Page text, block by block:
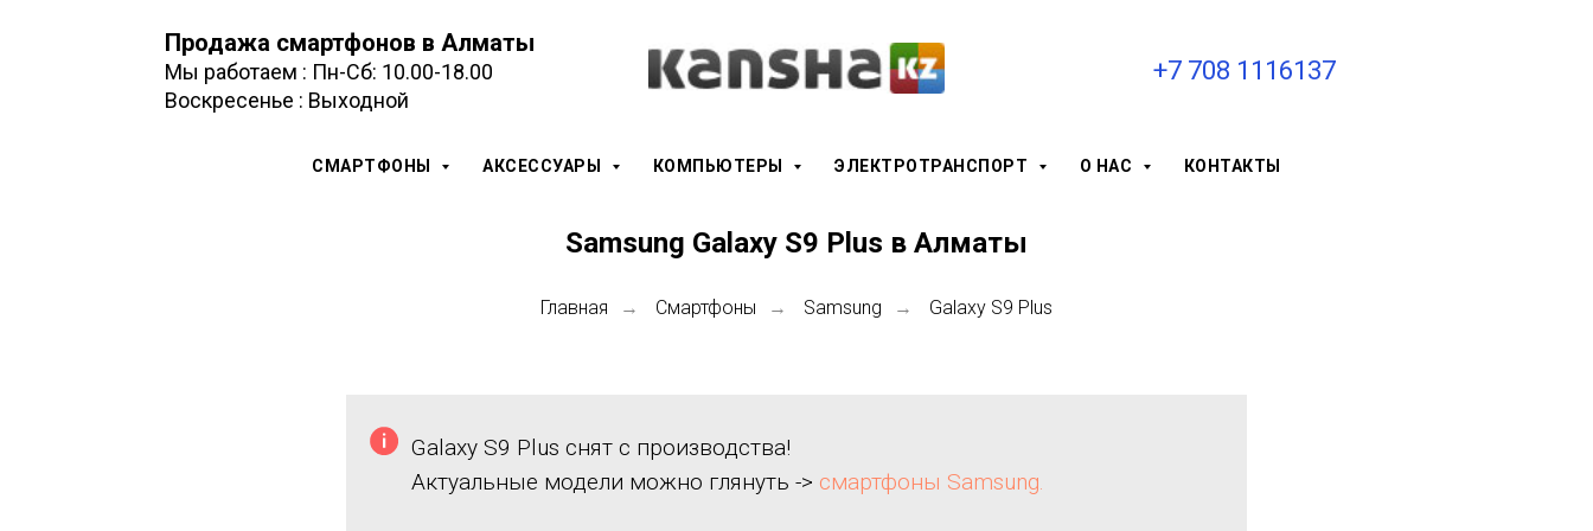
Продажа смартфонов в Алматы
Мы работаем : Пн-Сб: 10.00-18.00
Воскресенье : Выходной
+7 708 1116137
СМАРТФОНЫ АКСЕССУАРЫ КОМПЬЮТЕРЫ ЭЛЕКТРОТРАНСПОРТ О НАС КОНТАКТЫ
Samsung Galaxy S9 Plus в Алматы
Главная → Смартфоны → Samsung → Galaxy S9 Plus
Galaxy S9 Plus снят с производства!
Актуальные модели можно глянуть -> смартфоны Samsung.